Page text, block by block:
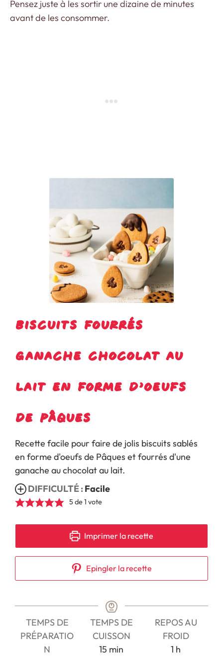
Pensez juste à les sortir une dizaine de minutes
avant de les consommer.
Biscuits fourrés
ganache chocolat au
lait en forme d’oeufs
de Pâques
Recette facile pour faire de jolis biscuits sablés
en forme d'oeufs de Pâques et fourrés d'une
ganache au chocolat au lait.
DIFFICULTÉ :Facile
5de 1 vote
Imprimer la recette
Epingler la recette
TEMPS DE
PRÉPARATIO
N
TEMPS DE
CUISSON
15 minutes
min
REPOS AU
FROID
1 heure
h